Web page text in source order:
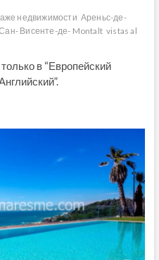
недвижимости Ареньс-де-
Висенте-де- Montalt vistas al
в “Европейский